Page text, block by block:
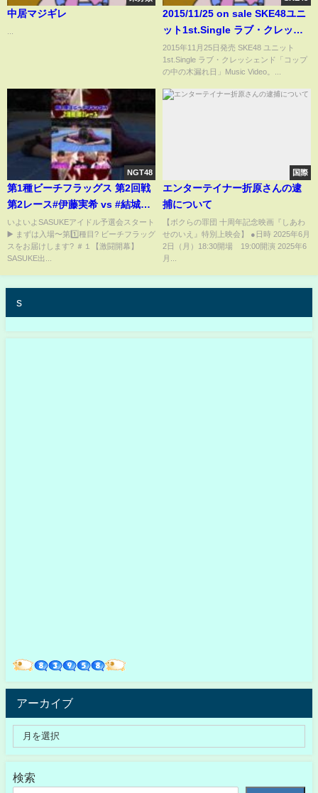
中居マジギレ
2015/11/25 on sale SKE48ユニ
ット1st.Single ラブ・クレッシ
ェンド「コップの中の木漏れ
日」MV（special edit ver.）
2015年11月25日発売 SKE48 ユニット
1st.Single ラブ・クレッシェンド「コップ
の中の木漏れ日」Music Video。...
NGT48
第1種ビーチフラッグス 第2回戦
第2レース#伊藤実希 vs #結城り
な vs #瀧脇笙古 #SASUKEアイ
ドル予選会 配信中?
いよいよSASUKEアイドル予選会スタート
▶️ まずは入場〜第1️⃣種目? ビーチフラッグ
スをお届けします? ＃１【激闘開幕】
SASUKE出...
国際
エンターテイナー折原さんの逮
捕について
【ボクらの罪団 十周年記念映画『しあわ
せのいえ』特別上映会】 ●日時 2025年6月
2日（月）18:30開場 19:00開演 2025年6
月...
s
アーカイブ
検索